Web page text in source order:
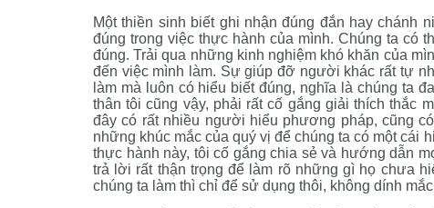
Một thiền sinh biết ghi nhận đúng đắn hay chánh
đúng trong việc thực hành của mình. Chúng ta có
đúng. Trải qua những kinh nghiệm khó khăn của
đến việc mình làm. Sự giúp đỡ người khác rất tự
làm mà luôn có hiểu biết đúng, nghĩa là chúng ta
thân tôi cũng vậy, phải rất cố gắng giải thích thắc
đây có rất nhiều người hiểu phương pháp, cũng
những khúc mắc của quý vị để chúng ta có một
thực hành này, tôi cố gắng chia sẻ và hướng dẫn
trả lời rất thận trọng để làm rõ những gì họ chưa
chúng ta làm thì chỉ để sử dụng thôi, không dính